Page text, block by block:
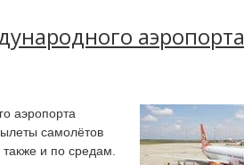
аэропорта
аэропорта
самолётов
и по средам.